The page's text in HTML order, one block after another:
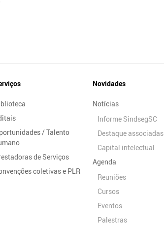
/ Talento
de Serviços
coletivas e PLR
Novidades
Notícias
Informe SindsegSC
Destaque associadas
Capital intelectual
Agenda
Reuniões
Cursos
Eventos
Palestras